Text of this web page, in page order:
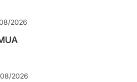
2026
2026